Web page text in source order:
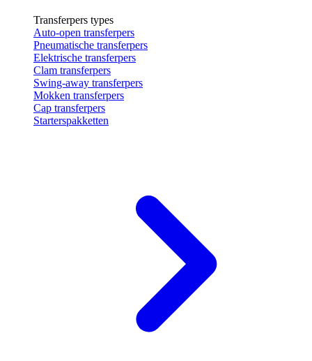
Transferpers types
Auto-open transferpers
Pneumatische transferpers
Elektrische transferpers
Clam transferpers
Swing-away transferpers
Mokken transferpers
Cap transferpers
Starterspakketten